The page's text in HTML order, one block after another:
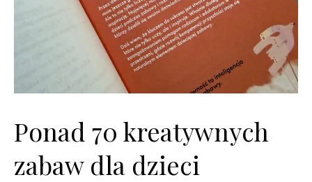
Ponad 70 kreatywnych
zabaw dla dzieci